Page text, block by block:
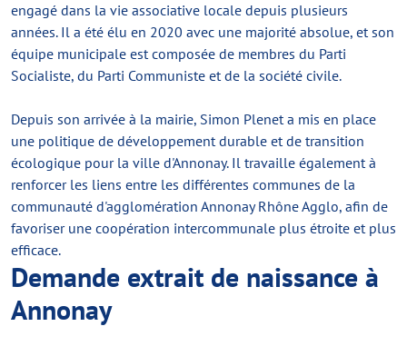
engagé dans la vie associative locale depuis plusieurs
années. Il a été élu en 2020 avec une majorité absolue, et son
équipe municipale est composée de membres du Parti
Socialiste, du Parti Communiste et de la société civile.
Depuis son arrivée à la mairie, Simon Plenet a mis en place
une politique de développement durable et de transition
écologique pour la ville d'Annonay. Il travaille également à
renforcer les liens entre les différentes communes de la
communauté d'agglomération Annonay Rhône Agglo, afin de
favoriser une coopération intercommunale plus étroite et plus
efficace.
Demande extrait de naissance à
Annonay